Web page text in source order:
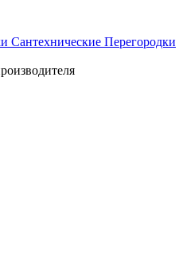
Сантехнические Перегородки